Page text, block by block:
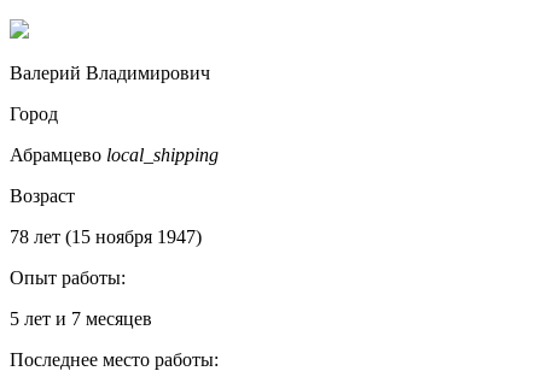
Валерий Владимирович
Город
Абрамцево local_shipping
Возраст
78 лет (15 ноября 1947)
Опыт работы:
5 лет и 7 месяцев
Последнее место работы: